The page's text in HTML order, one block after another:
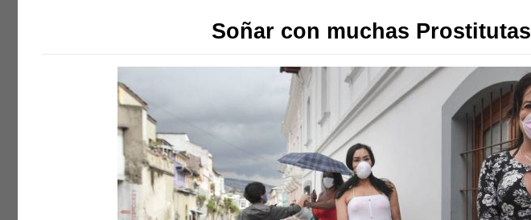
Soñar con muchas Prostitutas